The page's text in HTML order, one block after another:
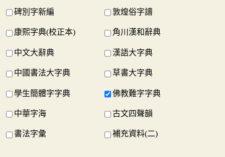
碑別字新編 敦煌俗字譜
康熙字典(校正本) 角川漢和辭典
中文大辭典 漢語大字典
中國書法大字典 草書大字典
學生簡體字字典 佛教難字字典
中華字海 古文四聲韻
書法字彙 補充資料(二)